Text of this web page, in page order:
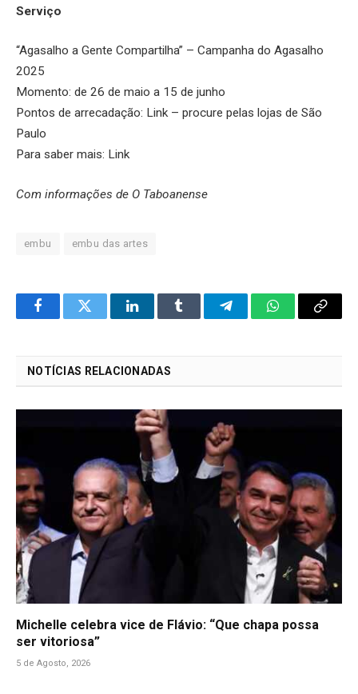
Serviço
“Agasalho a Gente Compartilha” – Campanha do Agasalho
2025
Momento: de 26 de maio a 15 de junho
Pontos de arrecadação: Link – procure pelas lojas de São
Paulo
Para saber mais: Link
Com informações de O Taboanense
embu embu das artes
FacebookTwitter LinkedInTumblr TelegramWhatsApp
Copy
NOTÍCIAS RELACIONADAS
Michelle celebra vice de Flávio: “Que chapa possa
ser vitoriosa”
5 de Agosto, 2026